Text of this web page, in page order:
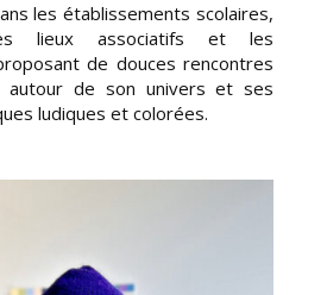
les établissements scolaires,
lieux associatifs et les
de douces rencontres
de son univers et ses
ludiques et colorées.